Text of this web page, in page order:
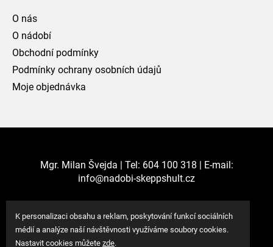
K personalizaci obsahu a reklam, poskytování funkcí sociálních
médií a analýze naší návštěvnosti využíváme soubory cookies.
Nastavit cookies můžete zde.
O nás
O nádobí
Obchodní podmínky
Podmínky ochrany osobních údajů
Moje objednávka
Mgr. Milan Švejda | Tel: 604 100 318 | E-mail:
info@nadobi-skeppshult.cz